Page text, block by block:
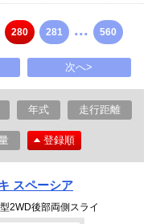
280 281 ... 560
次へ>
年式 走行距離
登録順
スペーシア
2WD後部両側スライ